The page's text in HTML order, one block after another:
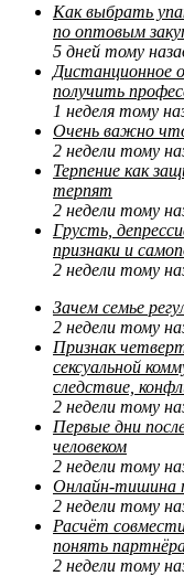
Как выбрать
по оптовым
5 дней тому
Дистанционное
получить
1 неделя тому
Очень важно
2 недели тому
Терпение как
терпят
2 недели тому
Грусть,
признаки и
2 недели тому
Зачем семье
2 недели тому
Признак
сексуальной
следствие,
2 недели тому
Первые дни
человеком
2 недели тому
Онлайн-тишина
2 недели тому
Расчёт
понять
2 недели тому